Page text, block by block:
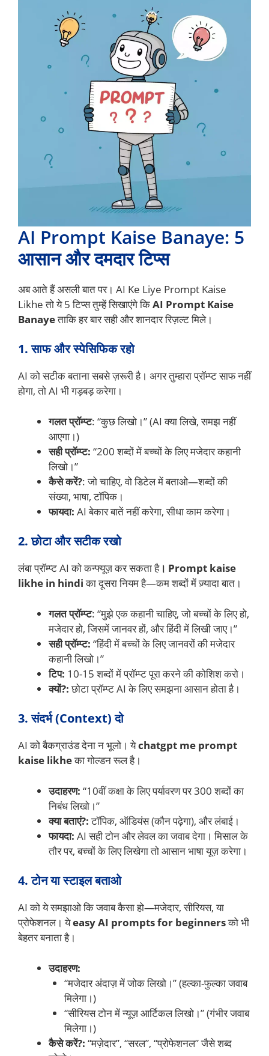
AI Prompt Kaise Banaye: 5
आसान और दमदार टिप्स
अब आते हैं असली बात पर। AI Ke Liye Prompt Kaise
Likhe तो ये 5 टिप्स तुम्हें सिखाएंगे किAI Prompt Kaise
Banayeताकि हर बार सही और शानदार रिज़ल्ट मिले।
1. साफ और स्पेसिफिक रहो
AI को सटीक बताना सबसे ज़रूरी है। अगर तुम्हारा प्रॉम्प्ट साफ नहीं
होगा, तो AI भी गड़बड़ करेगा।
गलत प्रॉम्प्ट: “कुछ लिखो।” (AI क्या लिखे, समझ नहीं
आएगा।)
सही प्रॉम्प्ट: “200 शब्दों में बच्चों के लिए मजेदार कहानी
लिखो।”
कैसे करें?: जो चाहिए, वो डिटेल में बताओ—शब्दों की
संख्या, भाषा, टॉपिक।
फायदा: AI बेकार बातें नहीं करेगा, सीधा काम करेगा।
2. छोटा और सटीक रखो
लंबा प्रॉम्प्ट AI को कन्फ्यूज़ कर सकता है। Prompt kaise
likhe in hindiका दूसरा नियम है—कम शब्दों में ज़्यादा बात।
गलत प्रॉम्प्ट: “मुझे एक कहानी चाहिए, जो बच्चों के लिए हो,
मजेदार हो, जिसमें जानवर हों, और हिंदी में लिखी जाए।”
सही प्रॉम्प्ट: “हिंदी में बच्चों के लिए जानवरों की मजेदार
कहानी लिखो।”
टिप: 10-15 शब्दों में प्रॉम्प्ट पूरा करने की कोशिश करो।
क्यों?:छोटा प्रॉम्प्ट AI के लिए समझना आसान होता है।
3. संदर्भ (Context) दो
AI को बैकग्राउंड देना न भूलो। येchatgpt me prompt
kaise likheका गोल्डन रूल है।
उदाहरण: “10वीं कक्षा के लिए पर्यावरण पर 300 शब्दों का
निबंध लिखो।”
क्या बताएं?:टॉपिक, ऑडियंस (कौन पढ़ेगा), और लंबाई।
फायदा: AI सही टोन और लेवल का जवाब देगा। मिसाल के
तौर पर, बच्चों के लिए लिखेगा तो आसान भाषा यूज़ करेगा।
4. टोन या स्टाइल बताओ
AI को ये समझाओ कि जवाब कैसा हो—मजेदार, सीरियस, या
प्रोफेशनल। येeasy AI prompts for beginnersको भी
बेहतर बनाता है।
उदाहरण:
“मजेदार अंदाज़ में जोक लिखो।” (हल्का-फुल्का जवाब
मिलेगा।)
“सीरियस टोन में न्यूज़ आर्टिकल लिखो।” (गंभीर जवाब
मिलेगा।)
कैसे करें?: “मज़ेदार”, “सरल”, “प्रोफेशनल” जैसे शब्द